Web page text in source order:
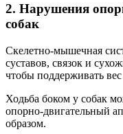
2. Нарушения
собак
Скелетно-мышечная
суставов, связок и
чтобы поддерживать
Ходьба боком у собак
опорно-двигательный
образом.